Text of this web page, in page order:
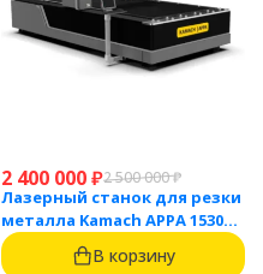
2 400 000₽2 500 000₽
Лазерный станок для резки
металла Kamach APPA 1530
(3000 Вт)
В корзину